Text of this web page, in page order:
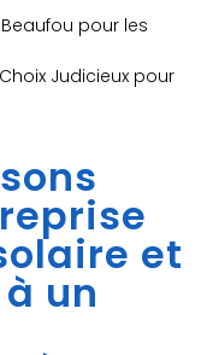
pour les
Judicieux pour
et
un